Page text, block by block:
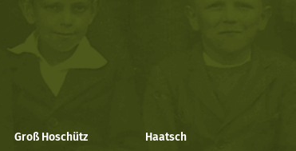
Groß Hoschütz Haatsch